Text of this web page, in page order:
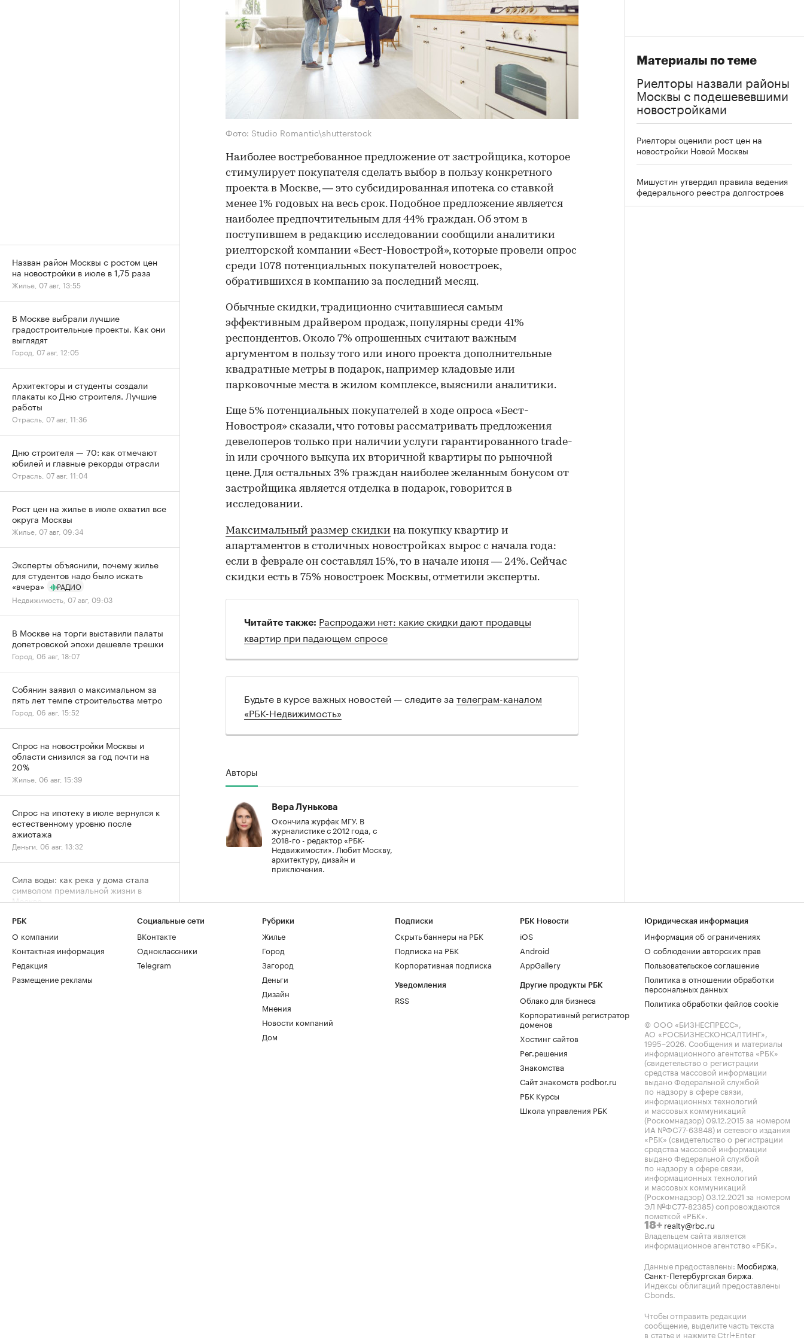
Фото: Studio Romantic\shutterstock
Наиболее востребованное предложение от застройщика, которое
стимулирует покупателя сделать выбор в пользу конкретного
проекта в Москве, — это субсидированная ипотека со ставкой
менее 1% годовых на весь срок. Подобное предложение является
наиболее предпочтительным для 44% граждан. Об этом в
поступившем в редакцию исследовании сообщили аналитики
риелторской компании «Бест-Новострой», которые провели опрос
среди 1078 потенциальных покупателей новостроек,
обратившихся в компанию за последний месяц.
Обычные скидки, традиционно считавшиеся самым
эффективным драйвером продаж, популярны среди 41%
респондентов. Около 7% опрошенных считают важным
аргументом в пользу того или иного проекта дополнительные
квадратные метры в подарок, например кладовые или
парковочные места в жилом комплексе, выяснили аналитики.
Еще 5% потенциальных покупателей в ходе опроса «Бест-
Новостроя» сказали, что готовы рассматривать предложения
девелоперов только при наличии услуги гарантированного trade-
in или срочного выкупа их вторичной квартиры по рыночной
цене. Для остальных 3% граждан наиболее желанным бонусом от
застройщика является отделка в подарок, говорится в
исследовании.
Максимальный размер скидки на покупку квартир и
апартаментов в столичных новостройках вырос с начала года:
если в феврале он составлял 15%, то в начале июня — 24%. Сейчас
скидки есть в 75% новостроек Москвы, отметили эксперты.
Читайте также: Распродажи нет: какие скидки дают продавцы
квартир при падающем спросе
Будьте в курсе важных новостей — следите за телеграм-каналом
«РБК-Недвижимость»
Авторы
Вера Лунькова
Окончила журфак МГУ. В
журналистике с 2012 года, с
2018-го - редактор «РБК-
Недвижимости». Любит Москву,
архитектуру, дизайн и
приключения.
Материалы по теме
Риелторы назвали районы
Москвы с подешевевшими
новостройками
Риелторы оценили рост цен на
новостройки Новой Москвы
Мишустин утвердил правила ведения
федерального реестра долгостроев
Назван район Москвы с ростом цен
на новостройки в июле в 1,75 раза
Жилье, 07 авг, 13:55
В Москве выбрали лучшие
градостроительные проекты. Как они
выглядят
Город, 07 авг, 12:05
Архитекторы и студенты создали
плакаты ко Дню строителя. Лучшие
работы
Отрасль, 07 авг, 11:36
Дню строителя — 70: как отмечают
юбилей и главные рекорды отрасли
Отрасль, 07 авг, 11:04
Рост цен на жилье в июле охватил все
округа Москвы
Жилье, 07 авг, 09:34
Эксперты объяснили, почему жилье
для студентов надо было искать
«вчера»
РАДИО
Недвижимость, 07 авг, 09:03
В Москве на торги выставили палаты
допетровской эпохи дешевле трешки
Город, 06 авг, 18:07
Собянин заявил о максимальном за
пять лет темпе строительства метро
Город, 06 авг, 15:52
Спрос на новостройки Москвы и
области снизился за год почти на
20%
Жилье, 06 авг, 15:39
Спрос на ипотеку в июле вернулся к
естественному уровню после
ажиотажа
Деньги, 06 авг, 13:32
Сила воды: как река у дома стала
символом премиальной жизни в
Москве
РБК
О компании
Контактная информация
Редакция
Размещение рекламы
Социальные сети
ВКонтакте
Одноклассники
Telegram
Рубрики
Жилье
Город
Загород
Деньги
Дизайн
Мнения
Новости компаний
Дом
Подписки
Скрыть баннеры на РБК
Подписка на РБК
Корпоративная подписка
Уведомления
RSS
РБК Новости
iOS
Android
AppGallery
Другие продукты РБК
Облако для бизнеса
Корпоративный регистратор
доменов
Хостинг сайтов
Рег.решения
Знакомства
Сайт знакомств podbor.ru
РБК Курсы
Школа управления РБК
Юридическая информация
Информация об ограничениях
О соблюдении авторских прав
Пользовательское соглашение
Политика в отношении обработки
персональных данных
Политика обработки файлов cookie
© ООО «БИЗНЕСПРЕСС»,
АО «РОСБИЗНЕСКОНСАЛТИНГ»,
1995–2026. Сообщения и материалы
информационного агентства «РБК»
(свидетельство о регистрации
средства массовой информации
выдано Федеральной службой
по надзору в сфере связи,
информационных технологий
и массовых коммуникаций
(Роскомнадзор) 09.12.2015 за номером
ИА №ФС77-63848) и сетевого издания
«РБК» (свидетельство о регистрации
средства массовой информации
выдано Федеральной службой
по надзору в сфере связи,
информационных технологий
и массовых коммуникаций
(Роскомнадзор) 03.12.2021 за номером
ЭЛ №ФС77-82385) сопровождаются
пометкой «РБК».
18+ realty@rbc.ru
Владельцем сайта является
информационное агентство «РБК».
Данные предоставлены: Мосбиржа,
Санкт-Петербургская биржа.
Индексы облигаций предоставлены
Cbonds.
Чтобы отправить редакции
сообщение, выделите часть текста
в статье и нажмите Ctrl+Enter